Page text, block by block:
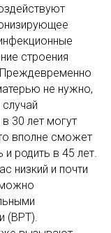
строения
не нужно,
30 лет могут
вполне сможет
родить в 45 лет.
низкий и почти
можно
(ВРТ).